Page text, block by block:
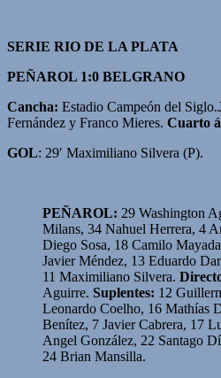
SERIE RIO DE LA PLATA
PEÑAROL 1:0 BELGRANO
Cancha: Estadio Campeón del Siglo.
Fernández y Franco Mieres. Cuarto
GOL: 29′ Maximiliano Silvera (P).
PEÑAROL: 29 Washington
Milans, 34 Nahuel Herrera, 4
Diego Sosa, 18 Camilo
Javier Méndez, 13 Eduardo
11 Maximiliano Silvera.
Aguirre. Suplentes: 12
Leonardo Coelho, 16 Mathías
Benítez, 7 Javier Cabrera, 17
Angel González, 22 Santago
24 Brian Mansilla.